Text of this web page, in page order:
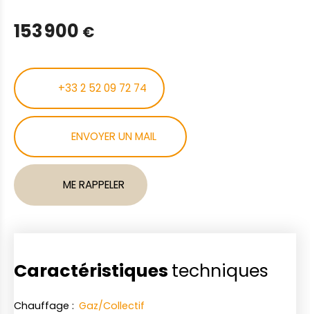
153 900 €
+33 2 52 09 72 74
ENVOYER UN MAIL
ME RAPPELER
Caractéristiques techniques
Chauffage : Gaz/Collectif